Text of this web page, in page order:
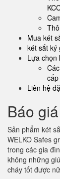
Mua két
két sắt ký
Lựa chọn
cấp
Liên hệ
Báo
Sản phẩm két
WELKO Safes
trong các gia
không những
cháy tốt được